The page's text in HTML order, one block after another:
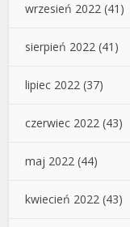
wrzesień 2022 (41)
sierpień 2022 (41)
lipiec 2022 (37)
czerwiec 2022 (43)
maj 2022 (44)
kwiecień 2022 (43)